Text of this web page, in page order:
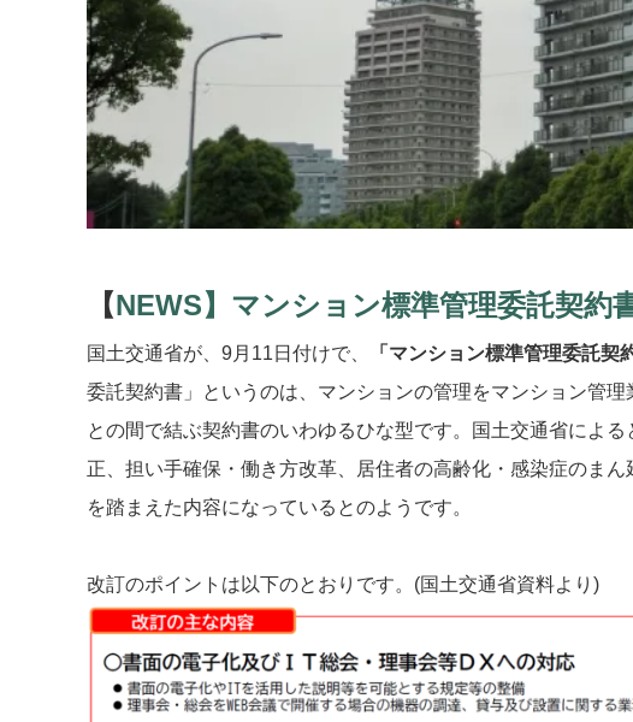
【NEWS】マンション標準管理委託契約
国土交通省が、9月11日付けで、 「マンション標準管理委託契
委託契約書」というのは、マンションの管理をマンション管
との間で結ぶ契約書のいわゆるひな型です。国土交通省によ
正、担い手確保・働き方改革、居住者の高齢化・感染症のま
を踏まえた内容になっているとのようです。
改訂のポイントは以下のとおりです。(国土交通省資料より)